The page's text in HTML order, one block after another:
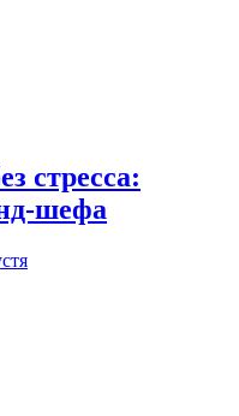
стресса:
шефа